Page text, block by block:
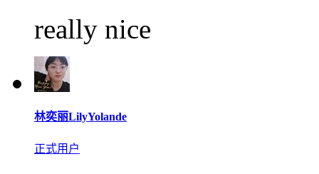
really nice
林奕丽LilyYolande
正式用户